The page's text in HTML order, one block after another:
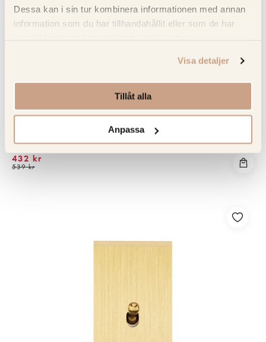
Dessa kan i sin tur kombinera informationen med annan
information som du har tillhandahållit eller som de har
Visa detaljer
Tillåt alla
Anpassa
BOSCH
Bosch vatteninloppsförlängning för tvättmaskiner WMZ2381
432 kr
539 kr